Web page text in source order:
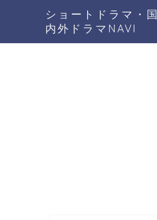
ショートドラマ・国
内外ドラマNAVI